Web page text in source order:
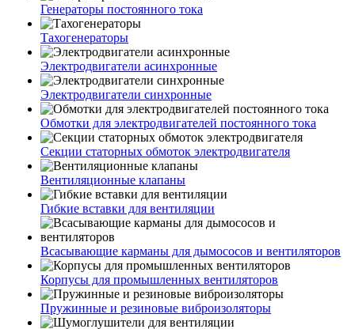
Генераторы постоянного тока
Тахогенераторы
Электродвигатели асинхронные
Электродвигатели синхронные
Обмотки для электродвигателей постоянного тока
Секции статорных обмоток электродвигателя
Вентиляционные клапаны
Гибкие вставки для вентиляции
Всасывающие карманы для дымососов и вентиляторов
Корпусы для промышленных вентиляторов
Пружинные и резиновые виброизоляторы